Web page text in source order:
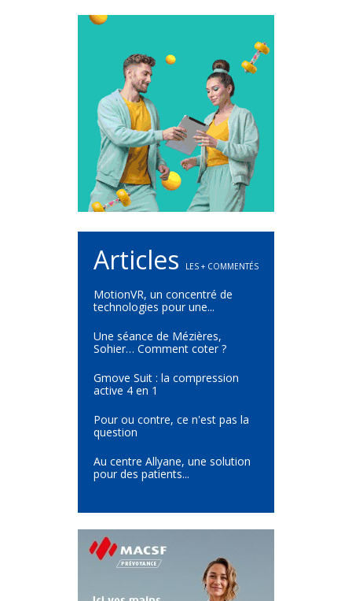
Articles LES + COMMENTÉS
MotionVR, un concentré de
technologies pour une...
Une séance de Mézières,
Sohier… Comment coter ?
Gmove Suit : la compression
active 4 en 1
Pour ou contre, ce n'est pas la
question
Au centre Allyane, une solution
pour des patients...